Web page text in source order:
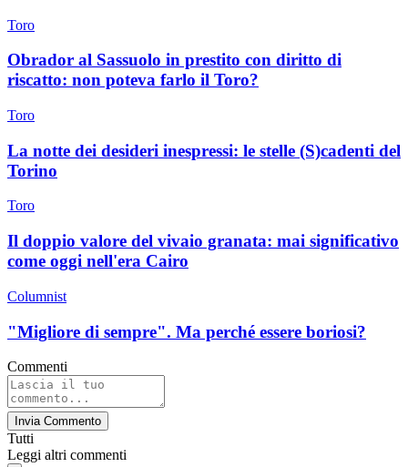
Toro
Obrador al Sassuolo in prestito con diritto di
riscatto: non poteva farlo il Toro?
Toro
La notte dei desideri inespressi: le stelle (S)cadenti del
Torino
Toro
Il doppio valore del vivaio granata: mai significativo
come oggi nell'era Cairo
Columnist
"Migliore di sempre". Ma perché essere boriosi?
Commenti
Invia Commento
Tutti
Leggi altri commenti